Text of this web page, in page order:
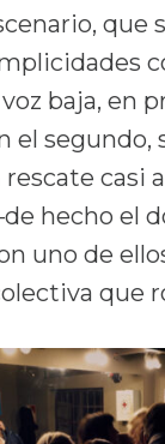
que
baja, en
el segundo,
casi
hecho el
uno de
que